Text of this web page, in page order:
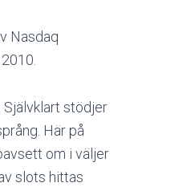
Nasdaq
Självklart stödjer
Här på
om i väljer
slots hittas